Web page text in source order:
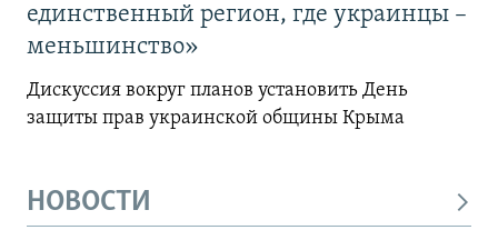
единственный регион, где украинцы –
меньшинство»
Дискуссия вокруг планов установить День
защиты прав украинской общины Крыма
НОВОСТИ